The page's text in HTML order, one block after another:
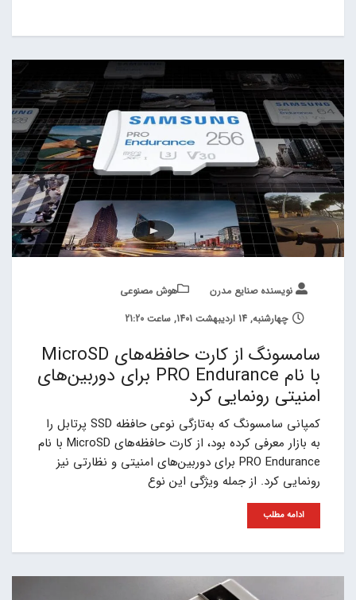
نویسنده صنایع مدرن
هوش مصنوعی
چهارشنبه, 14 اردیبهشت 1401, ساعت 21:20
سامسونگ از کارت حافظه‌های MicroSD
با نام PRO Endurance برای دوربین‌های
امنیتی رونمایی کرد
کمپانی سامسونگ که به‌تازگی نوعی حافظه SSD پرتابل را
به بازار معرفی کرده بود، از کارت حافظه‌های MicroSD با نام
PRO Endurance برای دوربین‌های امنیتی و نظارتی نیز
رونمایی کرد. از جمله ویژگی این نوع
ادامه مطلب